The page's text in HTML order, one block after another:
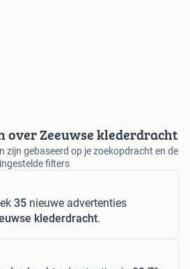
over Zeeuwse klederdracht
zijn gebaseerd op je zoekopdracht en de
ingestelde filters
35 nieuwe advertenties
klederdracht.